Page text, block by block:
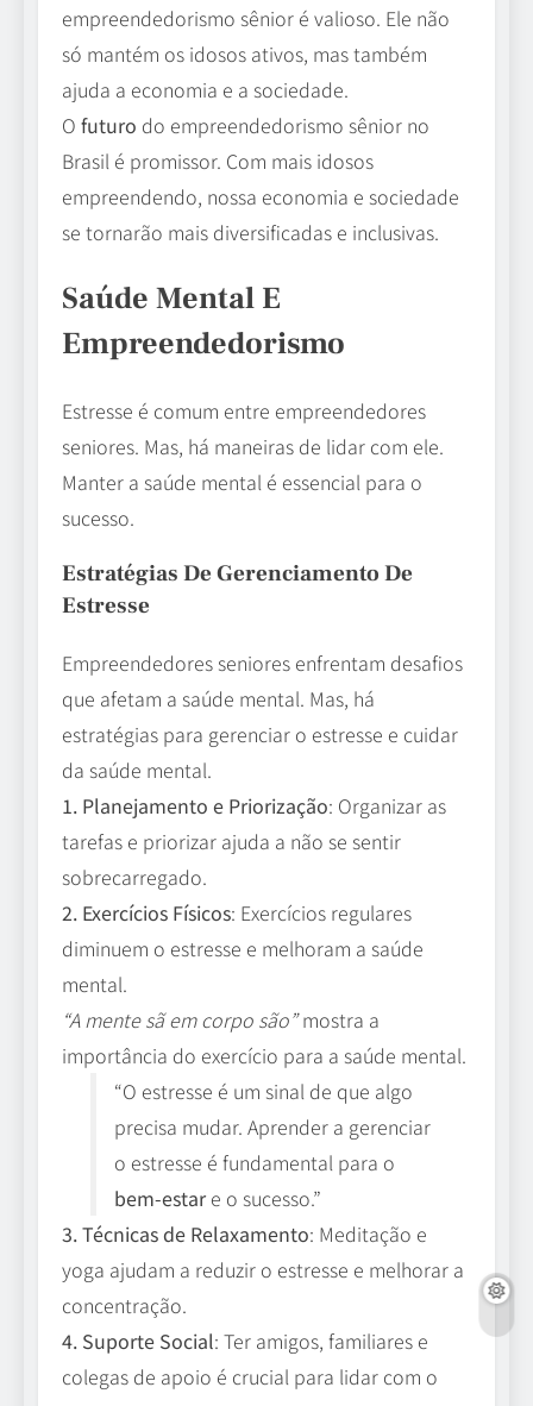
empreendedorismo sênior é valioso. Ele não
só mantém os idosos ativos, mas também
ajuda a economia e a sociedade.
O futuro do empreendedorismo sênior no
Brasil é promissor. Com mais idosos
empreendendo, nossa economia e sociedade
se tornarão mais diversificadas e inclusivas.
Saúde Mental E
Empreendedorismo
Estresse é comum entre empreendedores
seniores. Mas, há maneiras de lidar com ele.
Manter a saúde mental é essencial para o
sucesso.
Estratégias De Gerenciamento De
Estresse
Empreendedores seniores enfrentam desafios
que afetam a saúde mental. Mas, há
estratégias para gerenciar o estresse e cuidar
da saúde mental.
1. Planejamento e Priorização: Organizar as
tarefas e priorizar ajuda a não se sentir
sobrecarregado.
2. Exercícios Físicos: Exercícios regulares
diminuem o estresse e melhoram a saúde
mental.
“A mente sã em corpo são”mostra a
importância do exercício para a saúde mental.
“O estresse é um sinal de que algo
precisa mudar. Aprender a gerenciar
o estresse é fundamental para o
bem-estare o sucesso.”
3. Técnicas de Relaxamento: Meditação e
yoga ajudam a reduzir o estresse e melhorar a
concentração.
4. Suporte Social: Ter amigos, familiares e
colegas de apoio é crucial para lidar com o